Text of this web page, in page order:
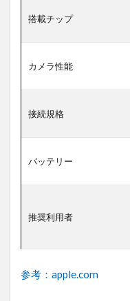
搭載チップ
カメラ性能
接続規格
バッテリー
推奨利用者
参考：apple.com